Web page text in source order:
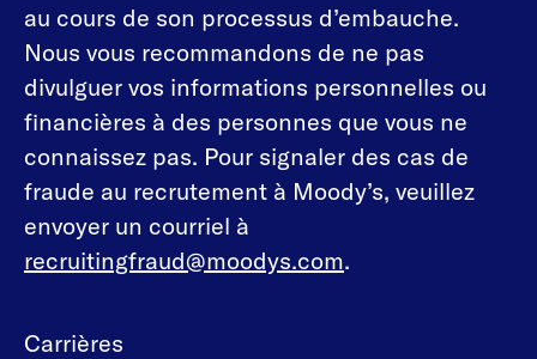
au cours de son processus d’embauche.
Nous vous recommandons de ne pas
divulguer vos informations personnelles ou
financières à des personnes que vous ne
connaissez pas. Pour signaler des cas de
fraude au recrutement à Moody’s, veuillez
envoyer un courriel à
recruitingfraud@moodys.com.
Carrières